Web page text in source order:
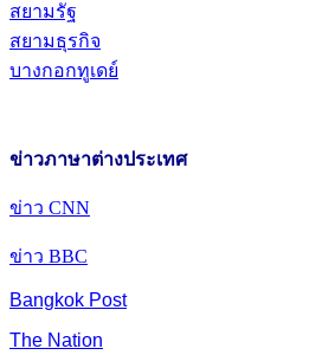
สยามรัฐ
สยามธุรกิจ
บางกอกทูเดย์
ข่าวภาษาต่างประเทศ
ข่าว CNN
ข่าว BBC
Bangkok Post
The Nation